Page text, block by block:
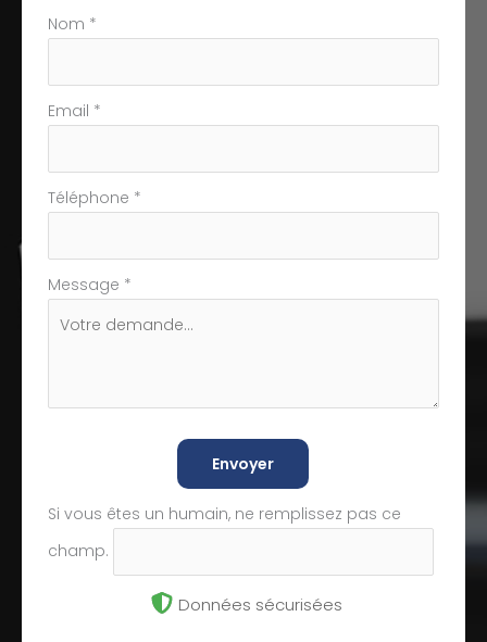
téléphone
Nom *
Email *
Téléphone *
Message *
Envoyer
Si vous êtes un humain, ne remplissez pas ce
champ.
Données sécurisées